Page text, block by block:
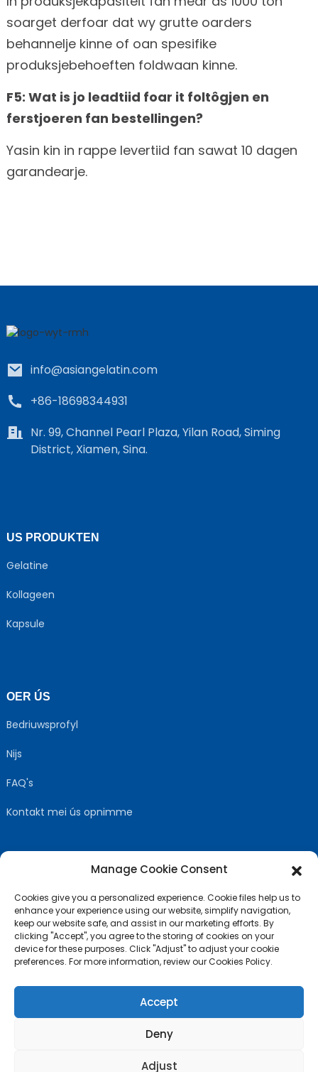
soarget derfoar dat wy grutte oarders
behannelje kinne of oan spesifike
produksjebehoeften foldwaan kinne.
F5: Wat is jo leadtiid foar it foltôgjen en
ferstjoeren fan bestellingen?
Yasin kin in rappe levertiid fan sawat 10 dagen
garandearje.
info@asiangelatin.com
+86-18698344931
Nr. 99, Channel Pearl Plaza, Yilan Road, Siming
District, Xiamen, Sina.
US PRODUKTEN
Gelatine
Kollageen
Kapsule
OER ÚS
Bedriuwsprofyl
Nijs
FAQ's
Kontakt mei ús opnimme
Manage Cookie Consent
Cookies give you a personalized experience. Cookie files help us to
enhance your experience using our website, simplify navigation,
keep our website safe, and assist in our marketing efforts. By
clicking "Accept", you agree to the storing of cookies on your
device for these purposes. Click "Adjust" to adjust your cookie
preferences. For more information, review our Cookies Policy.
Accept
Deny
Adjust